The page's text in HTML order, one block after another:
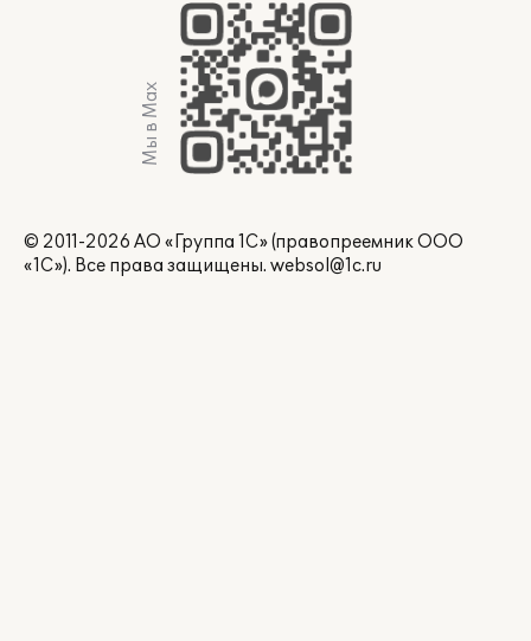
Мы в Max
© 2011-2026 АО «Группа 1С» (правопреемник ООО
«1С»). Все права защищены. websol@1c.ru